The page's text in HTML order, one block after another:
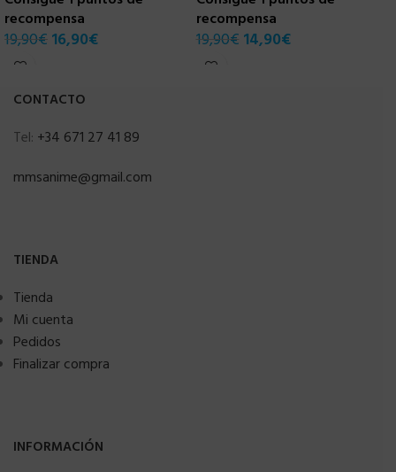
recompensa
19,90€ 16,90€
recompensa
19,90€ 14,90€
CONTACTO
Tel: +34 671 27 41 89
mmsanime@gmail.com
TIENDA
Tienda
Mi cuenta
Pedidos
Finalizar compra
INFORMACIÓN